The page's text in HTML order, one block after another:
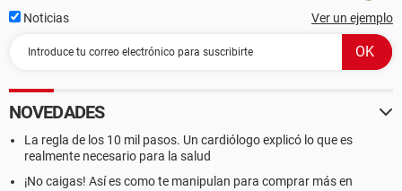
Noticias Ver un ejemplo
NOVEDADES
La regla de los 10 mil pasos. Un cardiólogo explicó lo que es
realmente necesario para la salud
¡No caigas! Así es como te manipulan para comprar más en